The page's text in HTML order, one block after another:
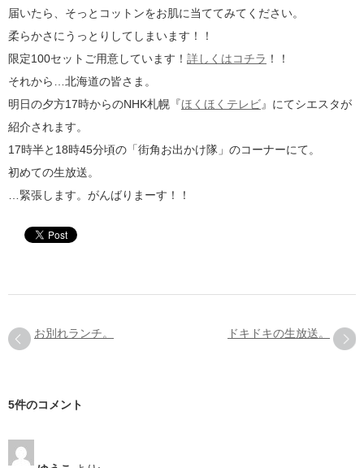
届いたら、そっとコットンをお肌に当ててみてください。
柔らかさにうっとりしてしまいます！！
限定100セットご用意しています！ 詳しくはコチラ ！！
それから…北海道の皆さま。
明日の夕方17時からのNHK札幌『ほくほくテレビ』にてシエスタが
紹介されます。
17時半と18時45分頃の「街角お出かけ隊」のコーナーにて。
初めての生放送。
…緊張します。がんばりまーす！！
お別れランチ。 ドキドキの生放送。
5件のコメント